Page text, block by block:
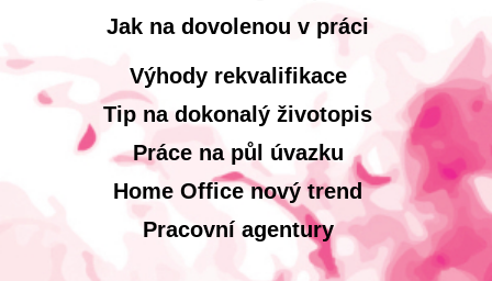
Jak na dovolenou v práci
Výhody rekvalifikace
Tip na dokonalý životopis
Práce na půl úvazku
Home Office nový trend
Pracovní agentury